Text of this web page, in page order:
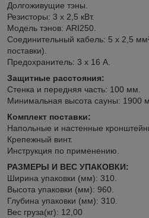
Долгоживущие тэны.
Резисторы: 3 х 2,5 кВт.
Модель тэнов: ARI250.
Соединительный кабель: 5 x 2,5
поставки).
Предохранитель: 3 х 16 А.
Защитные расстояния:
Стенка и передняя часть: 100 мм.
Минимальная высота сауны: 1900
Комплект поставки:
Напольные и настенные
Крепежный винт.
Инструкция по применению.
РАЗМЕРЫ И ВЕС УПАКОВКИ:
Ширина упаковки (мм): 310.
Высота упаковки (мм): 960.
Глубина упаковки (мм): 310.
Вес груза(кг): 12,00